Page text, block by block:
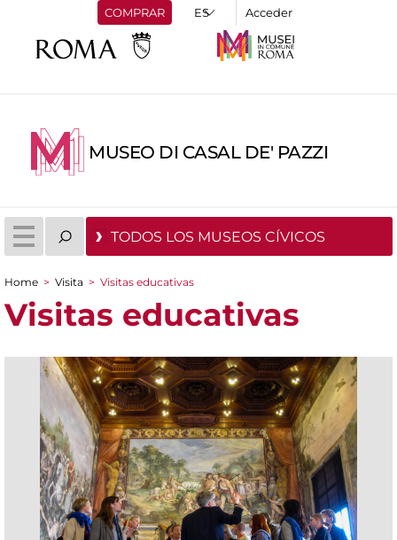
COMPRAR Acceder
MUSEO DI CASAL DE' PAZZI
TODOS LOS MUSEOS CÍVICOS
You are here
Home > Visita > Visitas educativas
Visitas educativas